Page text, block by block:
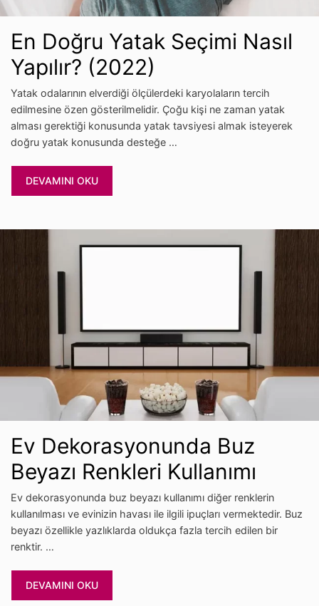
En Doğru Yatak Seçimi Nasıl
Yapılır? (2022)
Yatak odalarının elverdiği ölçülerdeki karyolaların tercih
edilmesine özen gösterilmelidir. Çoğu kişi ne zaman yatak
alması gerektiği konusunda yatak tavsiyesi almak isteyerek
doğru yatak konusunda desteğe …
DEVAMINI OKU
Ev Dekorasyonunda Buz
Beyazı Renkleri Kullanımı
Ev dekorasyonunda buz beyazı kullanımı diğer renklerin
kullanılması ve evinizin havası ile ilgili ipuçları vermektedir. Buz
beyazı özellikle yazlıklarda oldukça fazla tercih edilen bir
renktir. …
DEVAMINI OKU